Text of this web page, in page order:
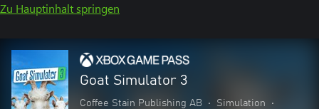
Zu Hauptinhalt springen
Goat Simulator 3
Coffee Stain Publishing AB • Simulation
•